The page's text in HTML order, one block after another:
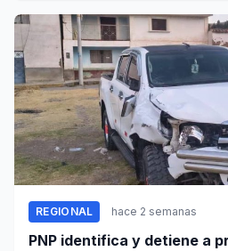
REGIONAL hace 2 semanas
PNP identifica y detiene a